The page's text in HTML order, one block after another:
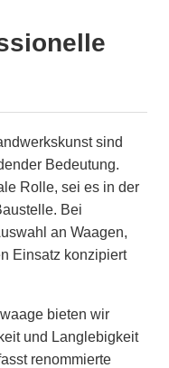
sind
Bedeutung.
Rolle, sei es in der
Bei
an Waagen,
Einsatz konzipiert
bieten wir
und Langlebigkeit
renommierte